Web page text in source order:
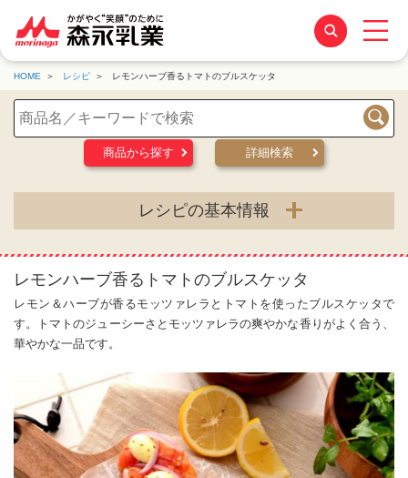
HOME レシピ レモンハーブ香るトマトのブルスケッタ
検索
商品から探す
詳細検索
レシピの基本情報
レモンハーブ香るトマトのブルスケッタ
レモン＆ハーブが香るモッツァレラとトマトを使ったブルスケッタで
す。トマトのジューシーさとモッツァレラの爽やかな香りがよく合う、
華やかな一品です。